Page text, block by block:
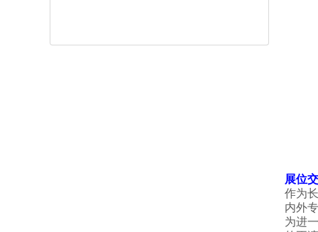
展位
作为
内外
为进